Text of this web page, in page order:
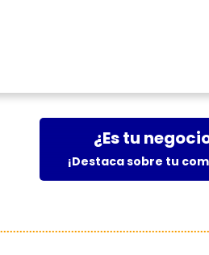
¿Es tu
¡Destaca sobre tu